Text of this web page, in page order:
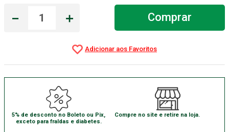
＋
－ Comprar
5% de desconto no Boleto ou Pix,
exceto para fraldas e diabetes.
Compre no site e retire na loja.
Gaze Esteril